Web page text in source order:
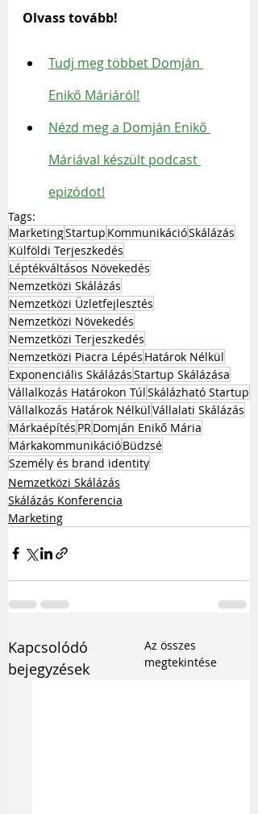
Olvass tovább!
Tudj meg többet Domján
Enikő Máriáról!
Nézd meg a Domján Enikő
Máriával készült podcast
epizódot!
Tags:
MarketingStartup KommunikációSkálázás
Külföldi Terjeszkedés
Léptékváltásos Növekedés
Nemzetközi Skálázás
Nemzetközi Üzletfejlesztés
Nemzetközi Növekedés
Nemzetközi Terjeszkedés
Nemzetközi Piacra Lépés Határok Nélkül
Exponenciális SkálázásStartup Skálázása
Vállalkozás Határokon TúlSkálázható Startup
Vállalkozás Határok NélkülVállalati Skálázás
Márkaépítés PR Domján Enikő Mária
MárkakommunikációBüdzsé
Személy és brand identity
Nemzetközi Skálázás
Skálázás Konferencia
Marketing
Kapcsolódó
bejegyzések
Az összes
megtekintése